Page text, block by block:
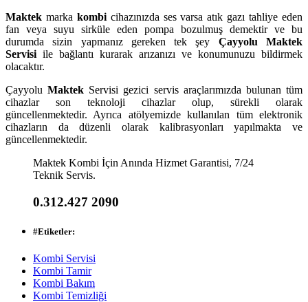
Maktek marka kombi cihazınızda ses varsa atık gazı tahliye eden
fan veya suyu sirküle eden pompa bozulmuş demektir ve bu
durumda sizin yapmanız gereken tek şey Çayyolu Maktek
Servisi ile bağlantı kurarak arızanızı ve konumunuzu bildirmek
olacaktır.
ÇayyoluMaktek Servisi gezici servis araçlarımızda bulunan tüm
cihazlar son teknoloji cihazlar olup, sürekli olarak
güncellenmektedir. Ayrıca atölyemizde kullanılan tüm elektronik
cihazların da düzenli olarak kalibrasyonları yapılmakta ve
güncellenmektedir.
Maktek Kombi İçin Anında Hizmet Garantisi, 7/24
Teknik Servis.
0.312.427 2090
#Etiketler:
Kombi Servisi
Kombi Tamir
Kombi Bakım
Kombi Temizliği